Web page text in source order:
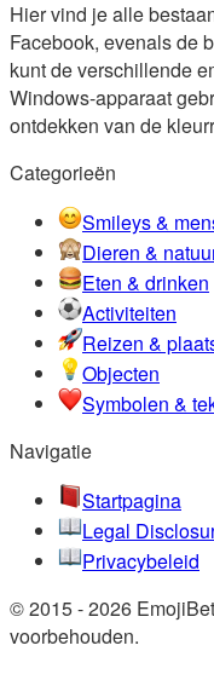
Hier vind je alle
Facebook, evenals de
kunt de verschillende
Windows-apparaat
ontdekken van de
Categorieën
Smileys &
Dieren &
Eten & drinken
Activiteiten
Reizen &
Objecten
Symbolen &
Navigatie
Startpagina
Legal
Privacybeleid
© 2015 - 2026
voorbehouden.